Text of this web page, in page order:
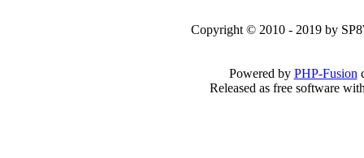
Copyright © 2010 - 2019 by
Powered by PHP-Fusion
Released as free software